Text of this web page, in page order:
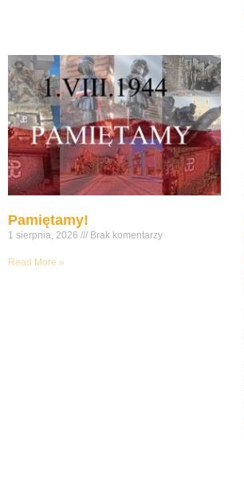
Pamiętamy!
1 sierpnia, 2026 Brak komentarzy
Read More »